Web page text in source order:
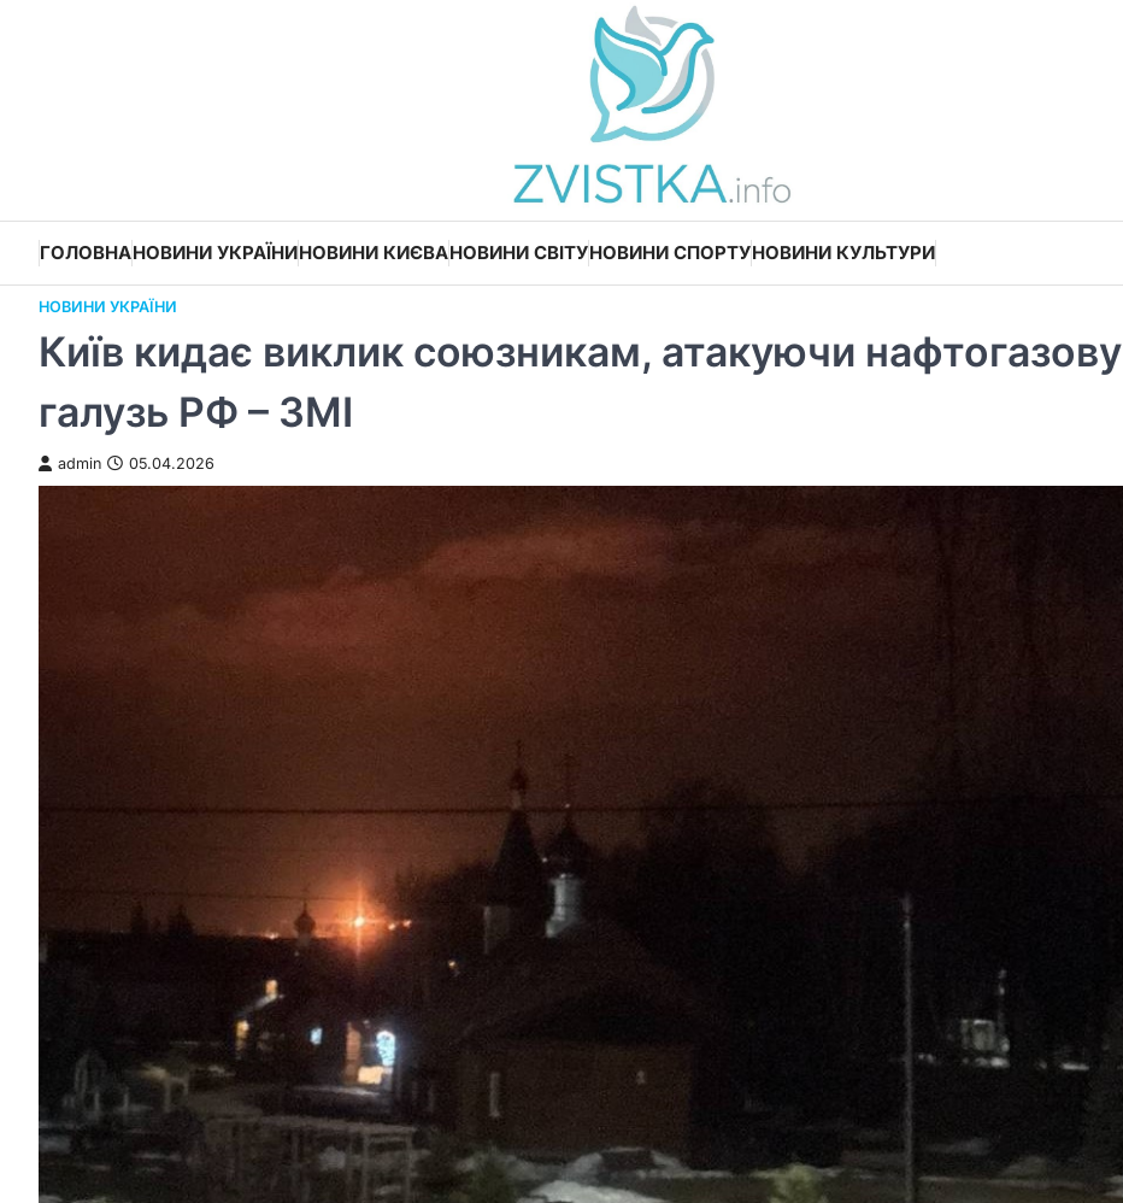
ГОЛОВНАНОВИНИ УКРАЇНИНОВИНИ КИЄВАНОВИНИ СВІТУНОВИНИ СПОРТУНОВИНИ КУЛЬТУРИ
НОВИНИ УКРАЇНИ
Київ кидає виклик союзникам, атакуючи нафтогазову
галузь РФ – ЗМІ
admin 05.04.2026